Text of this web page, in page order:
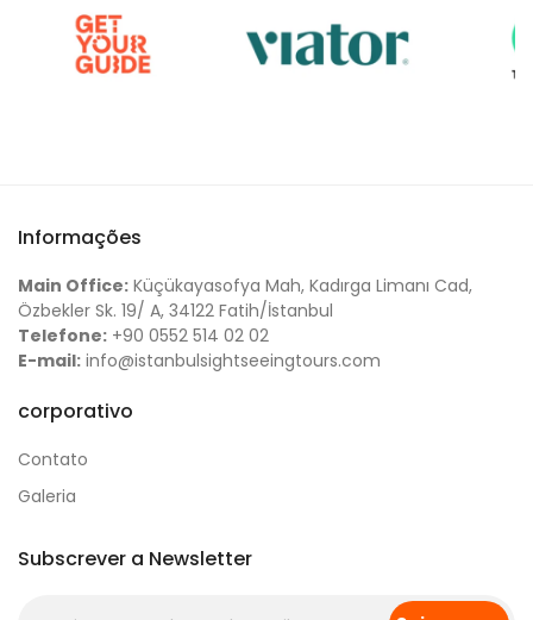
Informações
Main Office: Küçükayasofya Mah, Kadırga Limanı Cad,
Özbekler Sk. 19/ A, 34122 Fatih/İstanbul
Telefone: +90 0552 514 02 02
E-mail: info@istanbulsightseeingtours.com
corporativo
Contato
Galeria
Subscrever a Newsletter